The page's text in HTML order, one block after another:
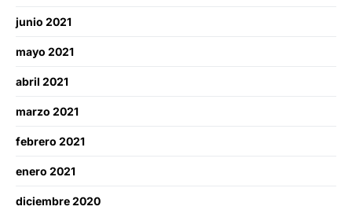
junio 2021
mayo 2021
abril 2021
marzo 2021
febrero 2021
enero 2021
diciembre 2020